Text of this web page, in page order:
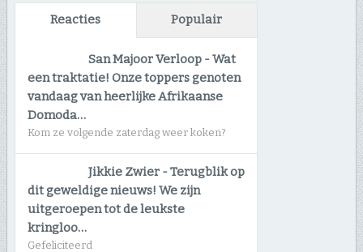
Reacties Populair
San Majoor Verloop -Wat
een traktatie! Onze toppers genoten
vandaag van heerlijke Afrikaanse
Domoda…
Kom ze volgende zaterdag weer koken?
Jikkie Zwier -Terugblik op
dit geweldige nieuws! We zijn
uitgeroepen tot de leukste
kringloo…
Gefeliciteerd